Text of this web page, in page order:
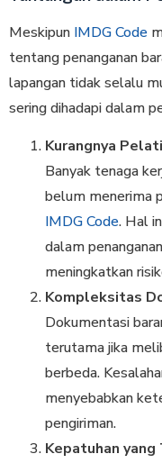
Meskipun IMDG Code
tentang penanganan
lapangan tidak selalu
sering dihadapi dalam
Kurangnya
Banyak tenaga
belum menerima
IMDG Code. Hal
dalam
meningkatkan
Kompleksitas
Dokumentasi
terutama jika
berbeda.
menyebabkan
pengiriman.
Kepatuhan